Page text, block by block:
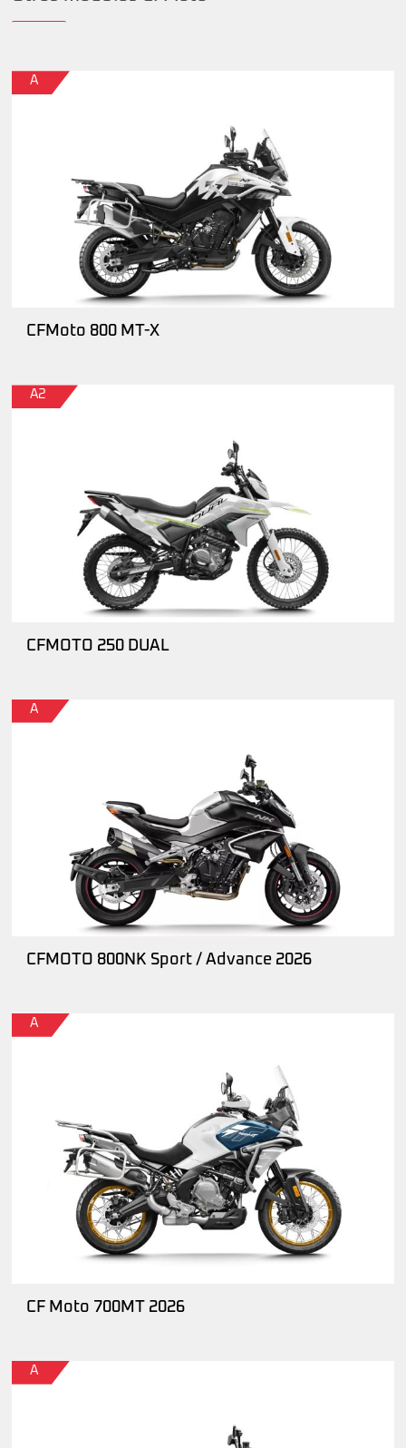
A
CFMoto 800 MT-X
A2
CFMOTO 250 DUAL
A
CFMOTO 800NK Sport / Advance 2026
A
CF Moto 700MT 2026
A